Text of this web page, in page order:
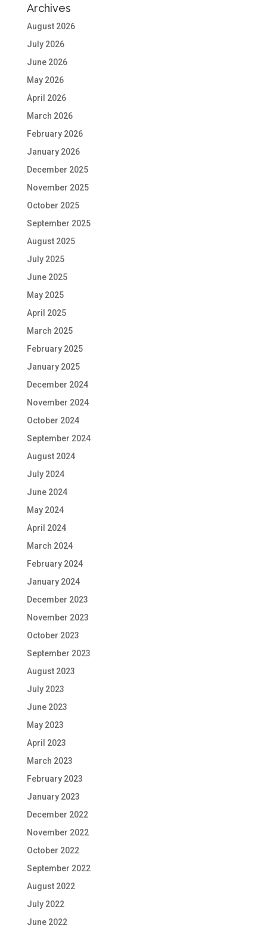
Archives
August 2026
July 2026
June 2026
May 2026
April 2026
March 2026
February 2026
January 2026
December 2025
November 2025
October 2025
September 2025
August 2025
July 2025
June 2025
May 2025
April 2025
March 2025
February 2025
January 2025
December 2024
November 2024
October 2024
September 2024
August 2024
July 2024
June 2024
May 2024
April 2024
March 2024
February 2024
January 2024
December 2023
November 2023
October 2023
September 2023
August 2023
July 2023
June 2023
May 2023
April 2023
March 2023
February 2023
January 2023
December 2022
November 2022
October 2022
September 2022
August 2022
July 2022
June 2022